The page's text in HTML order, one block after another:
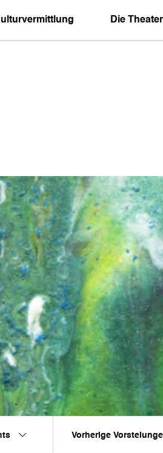
Die Theater
Vorherige